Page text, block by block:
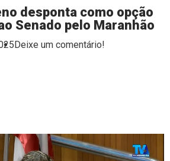
desponta como opção
Senado pelo Maranhão
Deixe um comentário!